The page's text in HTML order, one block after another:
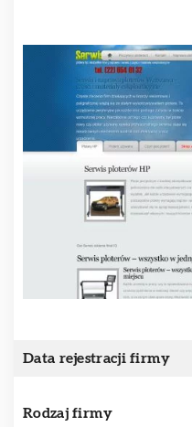
Data rejestracji firmy
Rodzaj firmy